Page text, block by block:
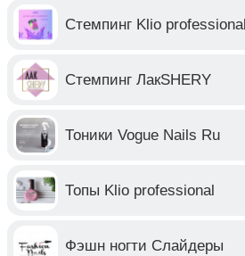
Стемпинг Klio professional
Стемпинг ЛакSHERY
Тоники Vogue Nails Ru
Топы Klio professional
Фэшн ногти Слайдеры